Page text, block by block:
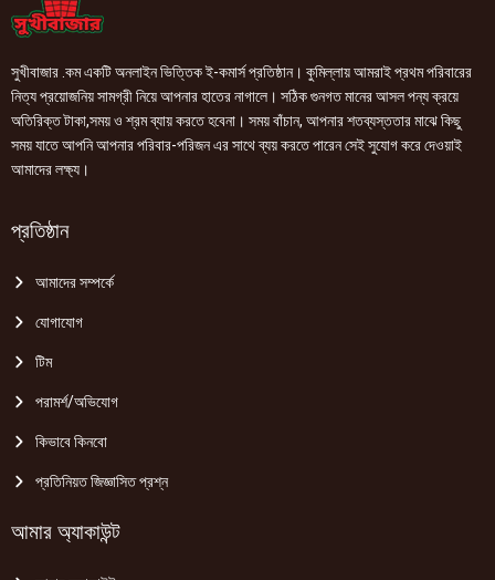
সুখীবাজার .কম একটি অনলাইন ভিত্তিক ই-কমার্স প্রতিষ্ঠান। কুমিল্লায় আমরাই প্রথম পরিবারের
নিত্য প্রয়োজনিয় সামগ্রী নিয়ে আপনার হাতের নাগালে। সঠিক গুনগত মানের আসল পন্য ক্রয়ে
অতিরিক্ত টাকা,সময় ও শ্রম ব্যায় করতে হবেনা। সময় বাঁচান, আপনার শতব্যস্ততার মাঝে কিছু
সময় যাতে আপনি আপনার পরিবার-পরিজন এর সাথে ব্যয় করতে পারেন সেই সুযোগ করে দেওয়াই
আমাদের লক্ষ্য।
প্রতিষ্ঠান
আমাদের সম্পর্কে
যোগাযোগ
টিম
পরামর্শ/অভিযোগ
কিভাবে কিনবো
প্রতিনিয়ত জিজ্ঞাসিত প্রশ্ন
আমার অ্যাকাউন্ট